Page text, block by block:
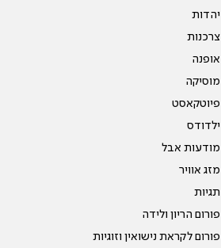
יהדות
צרכנות
אופנה
מוסיקה
פיוטקאסט
ילדודס
מודעות אבל
מזג אוויר
תגיות
פורום הריון ולידה
פורום לקראת נישואין וזוגיות